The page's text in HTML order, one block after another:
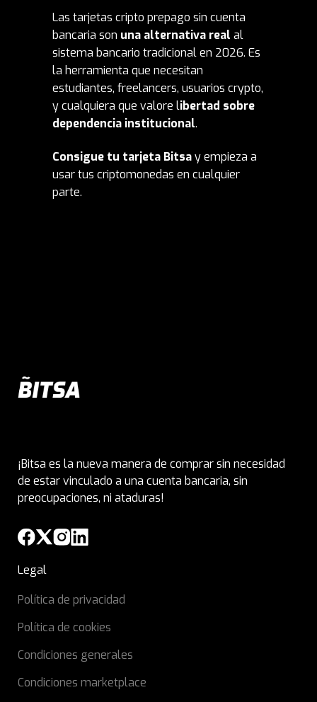
Las tarjetas cripto prepago sin cuenta
bancaria son una alternativa real al
sistema bancario tradicional en 2026. Es
la herramienta que necesitan
estudiantes, freelancers, usuarios crypto,
y cualquiera que valore libertad sobre
dependencia institucional.
Consigue tu tarjeta Bitsay empieza a
usar tus criptomonedas en cualquier
parte.
¡Bitsa es la nueva manera de comprar sin necesidad
de estar vinculado a una cuenta bancaria, sin
preocupaciones, ni ataduras!
Legal
Política de privacidad
Política de cookies
Condiciones generales
Condiciones marketplace